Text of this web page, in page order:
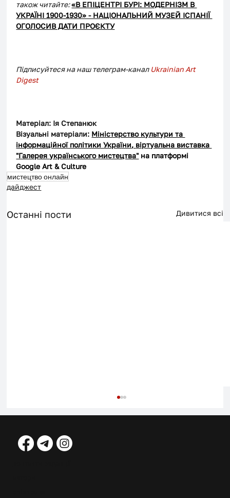
також читайте: «В ЕПІЦЕНТРІ БУРІ: МОДЕРНІЗМ В
УКРАЇНІ 1900-1930» - НАЦІОНАЛЬНИЙ МУЗЕЙ ІСПАНІЇ
ОГОЛОСИВ ДАТИ ПРОЄКТУ
Підписуйтеся на наш телеграм-канал Ukrainian Art
Digest
Матеріал: Ія Степанюк
Візуальні матеріали: Міністерство культури та
інформаційної політики України, віртуальна виставка
"Галерея українського мистецтва" на платформі
Google Art & Culture
мистецтво онлайн
дайджест
Останні пости Дивитися всі